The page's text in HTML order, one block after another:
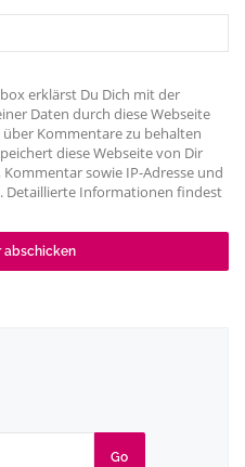
erklärst Du Dich mit der
Daten durch diese Webseite
Kommentare zu behalten
diese Webseite von Dir
Kommentar sowie IP-Adresse und
Detaillierte Informationen findest
Go